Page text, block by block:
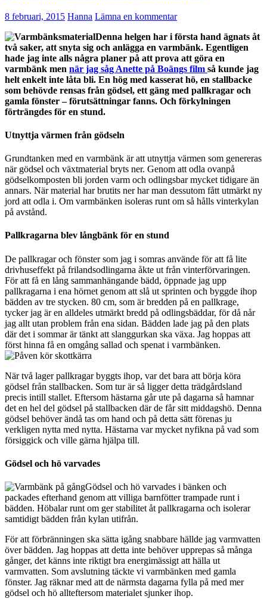
8 februari, 2015 Hanna Lämna en kommentar
Denna helgen har i första hand ägnats åt
två saker, att snyta sig och anlägga en varmbänk. Egentligen
hade jag inte alls några planer på att prova att göra en
varmbänk men när jag såg Anette på Boängs film så kunde jag
helt enkelt inte låta bli. En hög med kasserat hö, en stallbacke
som behövde rensas från gödsel, ett gäng med pallkragar och
gamla fönster – förutsättningar fanns. Och förkylningen
förträngdes för en stund.
Utnyttja värmen från gödseln
Grundtanken med en varmbänk är att utnyttja värmen som genereras
när gödsel och växtmaterial bryts ner. Genom att odla ovanpå
gödselkomposten bli jorden varm och odlingsbar mycket tidigare än
annars. När material har brutits ner har man dessutom fått utmärkt ny
jord att odla i. Om varmbänken isoleras runt om så hålls vinterkylan
på avstånd.
Pallkragarna blev långbänk för en stund
De pallkragar och fönster som jag i somras använde för att få lite
drivhuseffekt på frilandsodlingarna åkte ut från vinterförvaringen.
För att få en lång sammanhängande bädd, öppnade jag upp
pallkragarna i ena hörnet genom att slå ut sprinten och byggde ihop
bädden av tre stycken. 80 cm, som är bredden på en pallkrage,
tycker jag är en alldeles utmärkt bredd på odlingsbäddar, för då når
jag allt utan problem från ena sidan. Bädden lade jag på den plats
där det i sommar är tänkt att slanggurkan ska växa. Jag hoppas att
först hinna få en omgång sallad och spenat i varmbänken.
När två lager pallkragar byggts ihop, var det bara att börja köra
gödsel från stallbacken. Som tur är så ligger detta trädgårdsland
precis intill stallet. Eftersom hästarna går ute på dagarna så hamnar
det en hel del gödsel på stallbacken där de får sitt middagshö. Denna
gödsel behöver ändå tas om hand och på detta sätt förenas ju
verkligen nytta med nytta. Hästarna var mycket nyfikna på vad som
försiggick och ville gärna hjälpa till.
Gödsel och hö varvades
Gödsel och hö varvades i bänken och
packades efterhand genom att villiga barnfötter trampade runt i
bädden. Höbalar runt om ger stabilitet åt pallkragarna och isolerar
samtidigt bädden från kylan utifrån.
För att förbränningen ska sätta igång snabbare hällde jag varmvatten
över bädden. Jag hoppas att detta inte behöver upprepas så många
gånger, det känns inte riktigt bra energimässigt att hälla ut
varmvatten. Som avslutning täckte vi varmbänken med gamla
fönster. Jag räknar med att de närmsta dagarna fylla på med mer
gödsel och hö allteftersom materialet sjunker ihop.